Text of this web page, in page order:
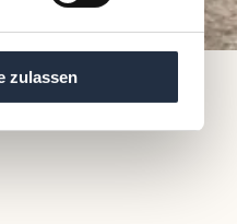
zulassen